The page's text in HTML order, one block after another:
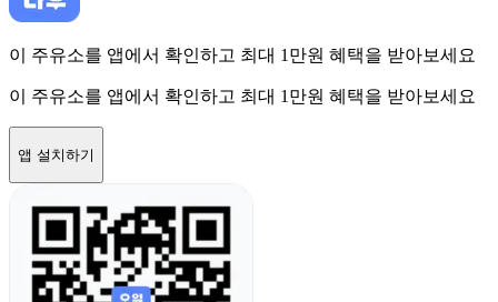
이 주유소를 앱에서 확인하고 최대 1만원 혜택을 받아보세요
이 주유소를 앱에서 확인하고 최대 1만원 혜택을 받아보세요
앱 설치하기